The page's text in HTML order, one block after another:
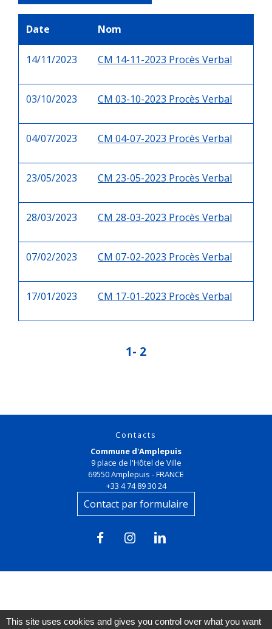
Date Nom
14/11/2023 CM 14-11-2023 Procès Verbal
03/10/2023 CM 03-10-2023 Procès Verbal
04/07/2023 CM 04-07-2023 Procès Verbal
23/05/2023 CM 23-05-2023 Procès Verbal
28/03/2023 CM 28-03-2023 Procès Verbal
07/02/2023 CM 07-02-2023 Procès Verbal
17/01/2023 CM 17-01-2023 Procès Verbal
1- 2
Contacts
Commune d'Amplepuis
9 place de l'Hôtel de Ville
69550 Amplepuis - FRANCE
+33 4 74 89 30 24
Contact par formulaire
Liens
This site uses cookies and gives you control over what you want